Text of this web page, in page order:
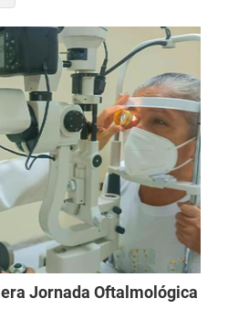
Jornada Oftalmológica